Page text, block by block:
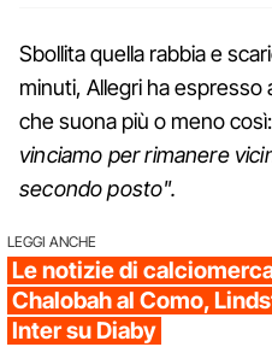
Sbollita quella rabbia e
minuti, Allegri ha
che suona più o meno
vinciamo per rimanere
secondo posto".
LEGGI ANCHE
Le notizie di
Chalobah al Como,
Inter su Diaby